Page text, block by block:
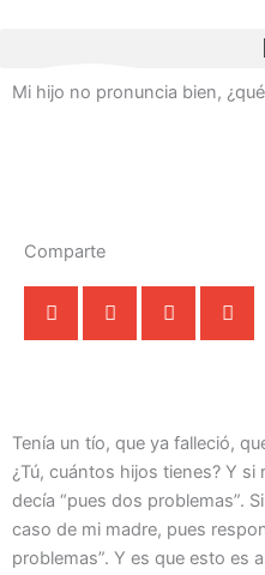
Mi hijo no pronuncia bien,
Comparte
Tenía un tío, que ya falleció,
¿Tú, cuántos hijos tienes? Y
decía “pues dos problemas”.
caso de mi madre, pues
problemas”. Y es que esto es